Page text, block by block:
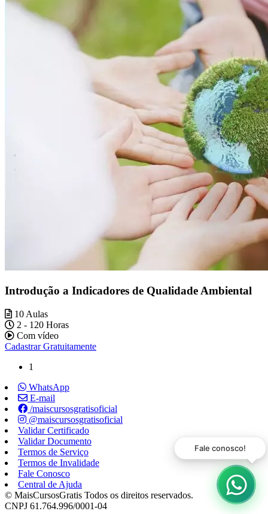
Introdução a Indicadores de Qualidade Ambiental
10 Aulas
2 - 120 Horas
Com vídeo
Cadastrar Gratuitamente
1
WhatsApp
E-mail
/maiscursosgratisoficial
@maiscursosgratisoficial
Validar Certificado
Validar Documento
Termos de Serviço
Termos de Invalidade
Fale Conosco
Central de Ajuda
© MaisCursosGratis Todos os direitos reservados.
CNPJ 61.764.996/0001-04
Fale conosco!